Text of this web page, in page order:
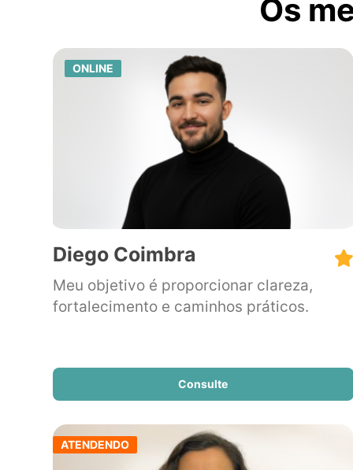
Os
ONLINE
Diego Coimbra
Meu objetivo é proporcionar clareza,
fortalecimento e caminhos práticos.
Consulte
ATENDENDO